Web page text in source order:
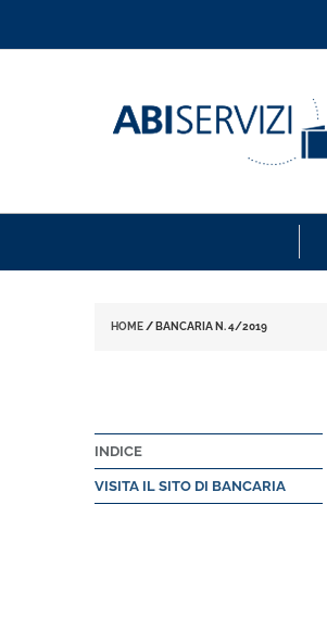
HOME / BANCARIA N. 4/2019
INDICE
VISITA IL SITO DI BANCARIA